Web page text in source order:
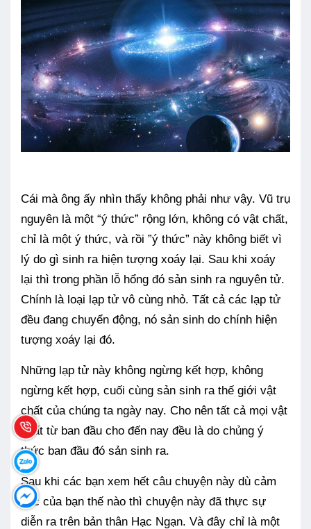
Cái mà ông ấy nhìn thấy không phải như vậy. Vũ trụ
nguyên là một “ý thức” rộng lớn, không có vật chất,
chỉ là một ý thức, và rồi ”ý thức” này không biết vì
lý do gì sinh ra hiện tượng xoáy lại. Sau khi xoáy
lại thì trong phần lỗ hổng đó sản sinh ra nguyên tử.
Chính là loại lạp tử vô cùng nhỏ. Tất cả các lạp tử
đều đang chuyển động, nó sản sinh do chính hiện
tượng xoáy lại đó.
Những lạp tử này không ngừng kết hợp, không
ngừng kết hợp, cuối cùng sản sinh ra thế giới vật
chất của chúng ta ngày nay. Cho nên tất cả mọi vật
chất từ ban đầu cho đến nay đều là do chủng ý
thức ban đầu đó sản sinh ra.
Sau khi các bạn xem hết câu chuyện này dù cảm
xúc của bạn thế nào thì chuyện này đã thực sự
diễn ra trên bản thân Hạc Ngạn. Và đây chỉ là một